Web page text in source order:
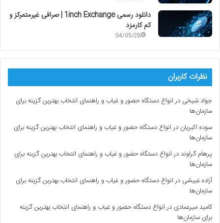
دانلود رسمی 1inch Exchange | صرافی غیرمتمرکز و
کم کارمزد
04/05/28
نظرات کاربران
جواد شیخی درانواع دستگاه حضور و غیاب و راهنمای انتخاب بهترین گزینه برای
سازمان‌ها
سوده اکبریان درانواع دستگاه حضور و غیاب و راهنمای انتخاب بهترین گزینه برای
سازمان‌ها
پرهام گراونددرانواع دستگاه حضور و غیاب و راهنمای انتخاب بهترین گزینه برای
سازمان‌ها
آزاده غبیشی درانواع دستگاه حضور و غیاب و راهنمای انتخاب بهترین گزینه برای
سازمان‌ها
کامید میرعمادی درانواع دستگاه حضور و غیاب و راهنمای انتخاب بهترین گزینه
برای سازمان‌ها